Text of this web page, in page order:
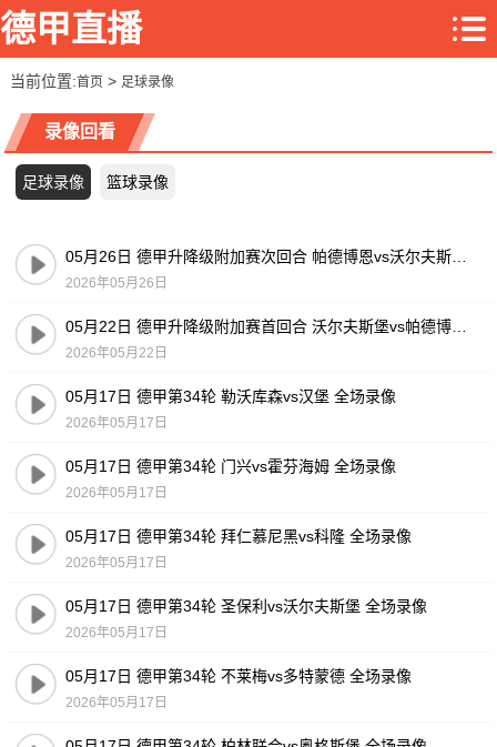
德甲直播
当前位置:首页> 足球录像
录像回看
足球录像 篮球录像
2026年05月26日
2026年05月22日
05月17日 德甲第34轮 勒沃库森vs汉堡 全场录像
2026年05月17日
05月17日 德甲第34轮 门兴vs霍芬海姆 全场录像
2026年05月17日
05月17日 德甲第34轮 拜仁慕尼黑vs科隆 全场录像
2026年05月17日
05月17日 德甲第34轮 圣保利vs沃尔夫斯堡 全场录像
2026年05月17日
05月17日 德甲第34轮 不莱梅vs多特蒙德 全场录像
2026年05月17日